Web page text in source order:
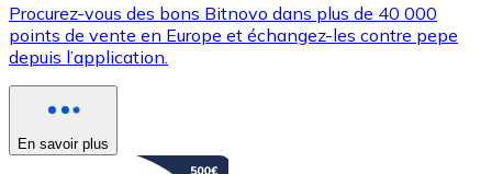
Procurez-vous des bons Bitnovo dans plus de 40 000
points de vente en Europe et échangez-les contre pepe
depuis l’application.
En savoir plus